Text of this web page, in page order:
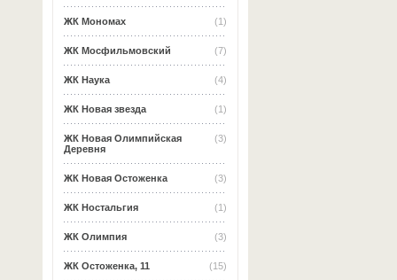
(1)
ЖК Мономах
(7)
ЖК Мосфильмовский
(4)
ЖК Наука
(1)
ЖК Новая звезда
(3)
ЖК Новая Олимпийская
Деревня
(3)
ЖК Новая Остоженка
(1)
ЖК Ностальгия
(3)
ЖК Олимпия
(15)
ЖК Остоженка, 11